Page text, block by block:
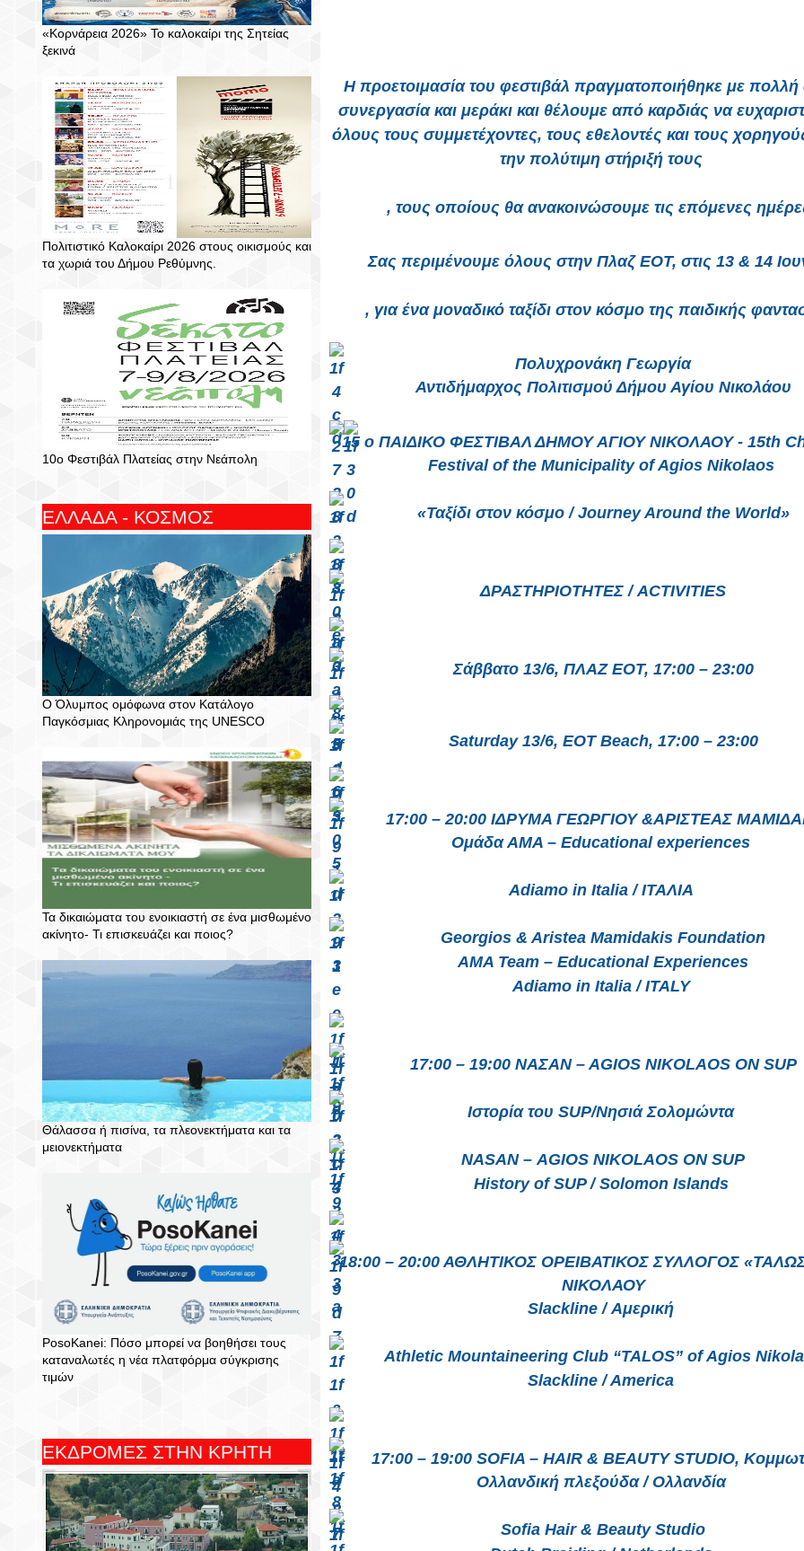
«Κορνάρεια 2026» Το καλοκαίρι της Σητείας
ξεκινά
Πολιτιστικό Καλοκαίρι 2026 στους οικισμούς και
τα χωριά του Δήμου Ρεθύμνης.
10ο Φεστιβάλ Πλατείας στην Νεάπολη
ΕΛΛΑΔΑ - ΚΟΣΜΟΣ
Ο Όλυμπος ομόφωνα στον Κατάλογο
Παγκόσμιας Κληρονομιάς της UNESCO
Τα δικαιώματα του ενοικιαστή σε ένα μισθωμένο
ακίνητο- Τι επισκευάζει και ποιος?
Θάλασσα ή πισίνα, τα πλεονεκτήματα και τα
μειονεκτήματα
PosoKanei: Πόσο μπορεί να βοηθήσει τους
καταναλωτές η νέα πλατφόρμα σύγκρισης
τιμών
ΕΚΔΡΟΜΕΣ ΣΤΗΝ ΚΡΗΤΗ
Η προετοιμασία του φεστιβάλ πραγματοποιήθηκε με
συνεργασία και μεράκι και θέλουμε από καρδιάς να
όλους τους συμμετέχοντες, τους εθελοντές και τους
την πολύτιμη στήριξή τους
, τους οποίους θα ανακοινώσουμε τις επόμενες
Σας περιμένουμε όλους στην Πλαζ ΕΟΤ, στις 13 & 14
, για ένα μοναδικό ταξίδι στον κόσμο της παιδικής
Πολυχρονάκη Γεωργία
Αντιδήμαρχος Πολιτισμού Δήμου Αγίου Νικολάου
15 ο ΠΑΙΔΙΚΟ ΦΕΣΤΙΒΑΛ ΔΗΜΟΥ ΑΓΙΟΥ ΝΙΚΟΛΑΟΥ - 15th Children’s
Festival of the Municipality of Agios Nikolaos
«Ταξίδι στον κόσμο / Journey Around the World»
ΔΡΑΣΤΗΡΙΟΤΗΤΕΣ / ACTIVITIES
Σάββατο 13/6, ΠΛΑΖ ΕΟΤ, 17:00 – 23:00
Saturday 13/6, EOT Beach, 17:00 – 23:00
17:00 – 20:00 ΙΔΡΥΜΑ ΓΕΩΡΓΙΟΥ &ΑΡΙΣΤΕΑΣ
Ομάδα ΑΜΑ – Educational experiences
Adiamo in Italia / ΙΤΑΛΙΑ
Georgios & Aristea Mamidakis Foundation
AMA Team – Educational Experiences
Adiamo in Italia / ITALY
17:00 – 19:00 ΝΑΣΑΝ – ΑGIOS NIKOLAOS ON SUP
Ιστορία του SUP/Νησιά Σολομώντα
NASAN – ΑGIOS NIKOLAOS ON SUP
History of SUP / Solomon Islands
18:00 – 20:00 ΑΘΛΗΤΙΚΟΣ ΟΡΕΙΒΑΤΙΚΟΣ ΣΥΛΛΟΓΟΣ «ΤΑΛΩΣ» ΑΓΙΟΥ
ΝΙΚΟΛΑΟΥ
Slackline / Αμερική
Athletic Mountaineering Club “TALOS” of Agios
Slackline / America
17:00 – 19:00 SOFIA – HAIR & BEAUTY STUDIO,
Ολλανδική πλεξούδα / Ολλανδία
Sofia Hair & Beauty Studio